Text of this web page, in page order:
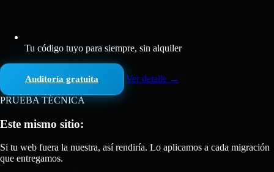
Tu código tuyo para siempre, sin alquiler
Auditoría gratuita Ver detalle →
PRUEBA TÉCNICA
Este mismo sitio:
Si tu web fuera la nuestra, así rendiría. Lo aplicamos a cada migración
que entregamos.